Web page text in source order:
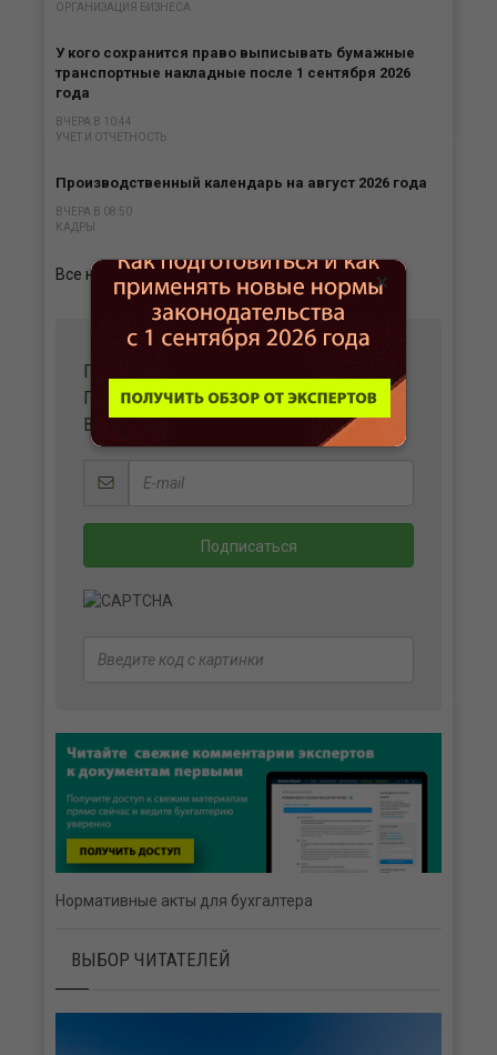
ОРГАНИЗАЦИЯ БИЗНЕСА
У кого сохранится право выписывать бумажные
транспортные накладные после 1 сентября 2026
года
ВЧЕРА В 10:44
УЧЕТ И ОТЧЕТНОСТЬ
Производственный календарь на август 2026 года
ВЧЕРА В 08:50
КАДРЫ
Все новости
ПОЛУЧАЙТЕ ВАЖНЫЕ НОВОСТИ И
ПОЛЕЗНЫЕ МАТЕРИАЛЫ
В УДОБНОМ ФОРМАТЕ НА ВАШУ ПОЧТУ
Нормативные акты для бухгалтера
ВЫБОР ЧИТАТЕЛЕЙ
×